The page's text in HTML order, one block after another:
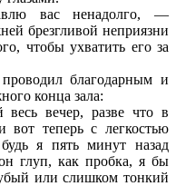
вас ненадолго, —
брезгливой неприязни
чтобы ухватить его за
благодарным и
конца зала:
вечер, разве что в
теперь с легкостью
я пять минут назад
глуп, как пробка, я бы
или слишком тонкий